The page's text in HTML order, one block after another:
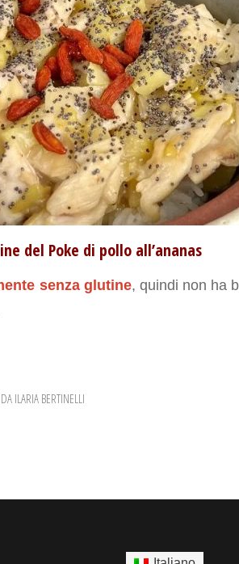
del Poke di pollo all’ananas
senza glutine, quindi non ha
DA ILARIA BERTINELLI